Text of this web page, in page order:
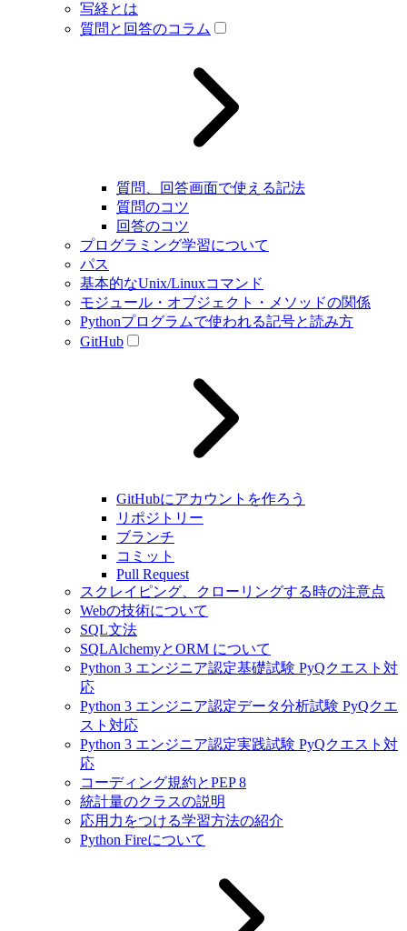
写経とは
質問と回答のコラム
質問、回答画面で使える記法
質問のコツ
回答のコツ
プログラミング学習について
パス
基本的なUnix/Linuxコマンド
モジュール・オブジェクト・メソッドの関係
Pythonプログラムで使われる記号と読み方
GitHub
GitHubにアカウントを作ろう
リポジトリー
ブランチ
コミット
Pull Request
スクレイピング、クローリングする時の注意点
Webの技術について
SQL文法
SQLAlchemyとORM について
Python 3 エンジニア認定基礎試験 PyQクエスト対
応
Python 3 エンジニア認定データ分析試験 PyQクエ
スト対応
Python 3 エンジニア認定実践試験 PyQクエスト対
応
コーディング規約とPEP 8
統計量のクラスの説明
応用力をつける学習方法の紹介
Python Fireについて